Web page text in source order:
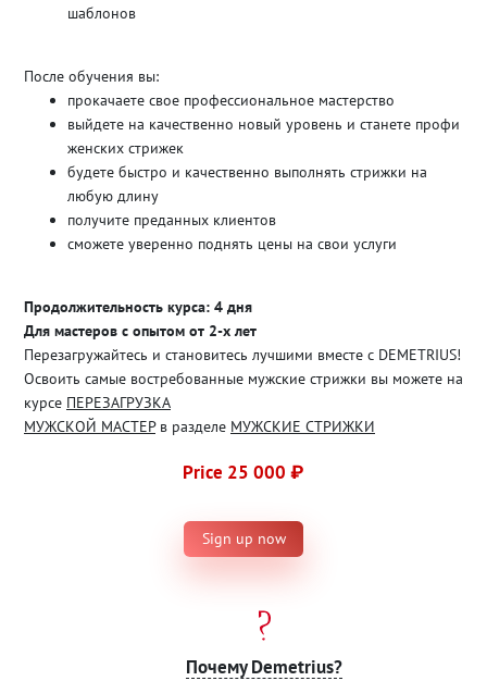
шаблонов
После обучения вы:
прокачаете свое профессиональное мастерство
выйдете на качественно новый уровень и станете профи
женских стрижек
будете быстро и качественно выполнять стрижки на
любую длину
получите преданных клиентов
сможете уверенно поднять цены на свои услуги
Продолжительность курса: 4 дня
Для мастеров с опытом от 2-х лет
Перезагружайтесь и становитесь лучшими вместе с DEMETRIUS!
Освоить самые востребованные мужские стрижки вы можете на
курсе ПЕРЕЗАГРУЗКА
МУЖСКОЙ МАСТЕРв разделе МУЖСКИЕ СТРИЖКИ
Price 25 000 ₽
Sign up now
Почему Demetrius?